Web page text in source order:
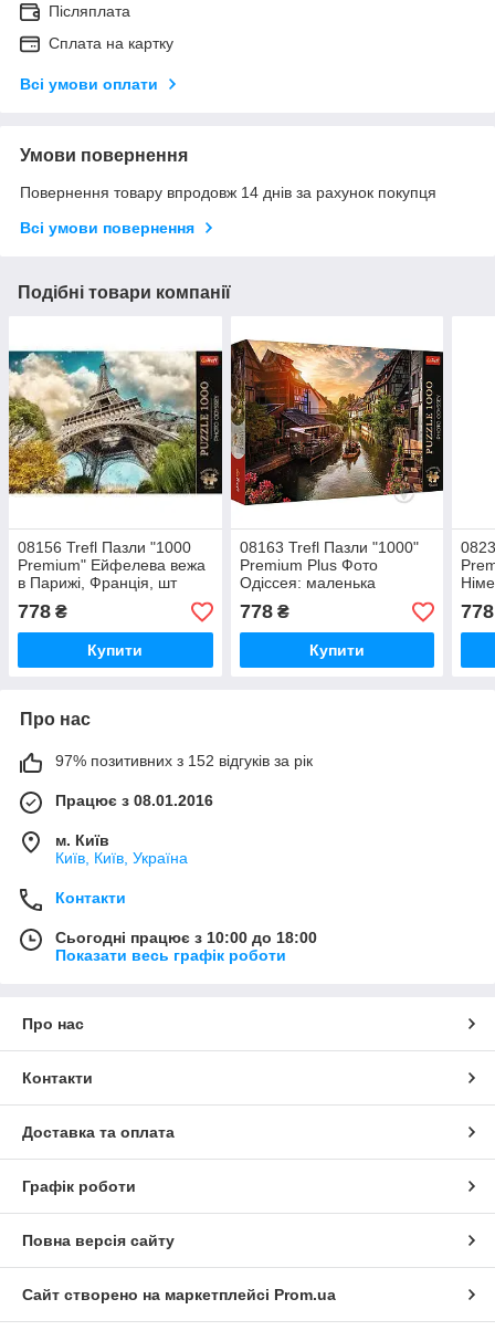
Післяплата
Сплата на картку
Всі умови оплати
Умови повернення
Повернення товару впродовж 14 днів за рахунок покупця
Всі умови повернення
Подібні товари компанії
08156 Trefl Пазли "1000
Premium" Ейфелева вежа
в Парижі, Франція, шт
778 ₴
Купити
08163 Trefl Пазли "1000"
Premium Plus Фото
Одіссея: маленька
Венеція в Кольмарі, шт
778₴
Купити
778
Про нас
97% позитивних з 152 відгуків за рік
Працює з 08.01.2016
м. Київ
Київ, Київ, Україна
Контакти
Сьогодні працює з 10:00 до 18:00
Показати весь графік роботи
Про нас
Контакти
Доставка та оплата
Графік роботи
Повна версія сайту
Сайт створено на маркетплейсі Prom.ua